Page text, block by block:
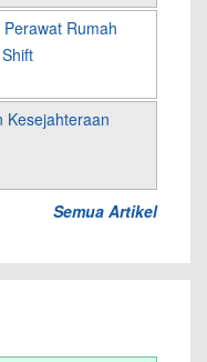
Rumah
Kesejahteraan
Semua Artikel